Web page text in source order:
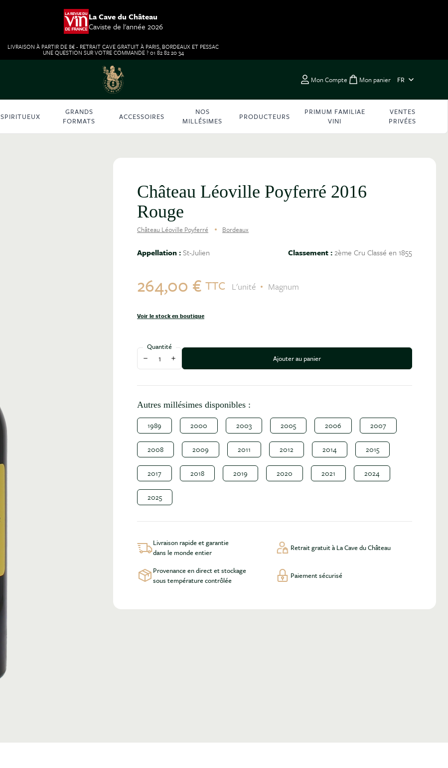
La Cave du Château
Caviste de l'année 2026
LIVRAISON À PARTIR DE 8€ - RETRAIT CAVE GRATUIT À PARIS, BORDEAUX ET PESSAC
UNE QUESTION SUR VOTRE COMMANDE ? 01 82 82 20 34
Mon Compte Toggle minicart,
Mon panier FR
SPIRITUEUX
GRANDS
FORMATS
ACCESSOIRES
NOS
MILLÉSIMES
PRODUCTEURS
PRIMUM FAMILIAE
VINI
VENTES
PRIVÉES
Château Léoville Poyferré 2016
Rouge
Château Léoville Poyferré Bordeaux
Appellation :St-Julien Classement :2ème Cru Classé en 1855
264,00 € TTC L'unité Magnum
Voir le stock en boutique
Quantité
Diminuer la quantité
Augmenter la quantité Ajouter au panier
Autres millésimes disponibles :
1989 2000 2003 2005 2006 2007
2008 2009 2011 2012 2014 2015
2017 2018 2019 2020 2021 2024
2025
Livraison rapide et garantie
dans le monde entier
Retrait gratuit à La Cave du Château
Provenance en direct et stockage
sous température contrôlée
Paiement sécurisé